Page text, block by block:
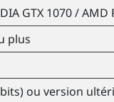
GTX 1070 /AMD
plus
bits) ou version